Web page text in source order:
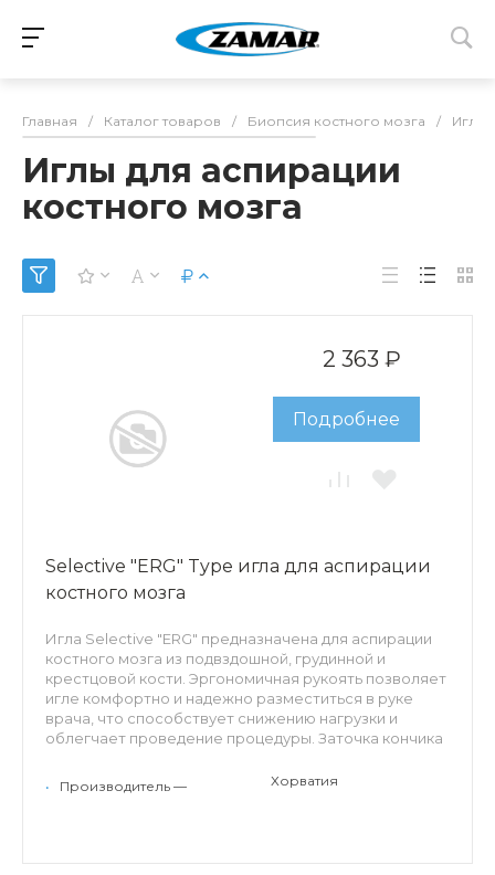
Главная / Каталог товаров / Биопсия костного мозга / Иглы
Иглы для аспирации
костного мозга
2 363 ₽
Подробнее
Selective "ERG" Type игла для аспирации
костного мозга
Игла Selective "ERG" предназначена для аспирации
костного мозга из подвздошной, грудинной и
крестцовой кости. Эргономичная рукоять позволяет
игле комфортно и надежно разместиться в руке
врача, что способствует снижению нагрузки и
облегчает проведение процедуры. Заточка кончика
регулировка длины позволяет точно подобрать
глубину проникновения иглы в костную ткань, а так
• Производитель — Хорватия